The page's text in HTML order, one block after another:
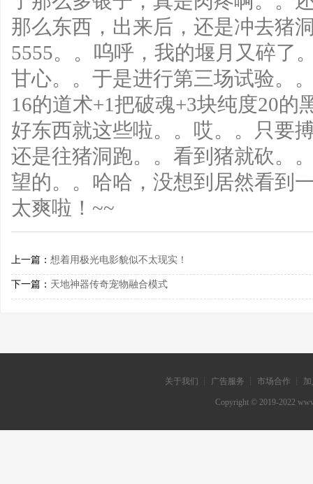
那么东西，出来后，还是冲去猪
5555。。呜呼，我的堰月又碎了
甘心。。于是进行第三场试验。
16的道术+1把破魂+3块纯度20的
好东西就这些啦。。哎。。只要
还是往猪洞跑。。看到猪就砍。
望的。。哈哈，没想到居然看到
太爽啦！~~
上一篇： 想着用极光电影貌似不太现实！
下一篇： 天地神器传奇宠物融合模式
关于我们 ┊ 广告服务 ┊ 市场合作 ┊
Copyright © 2019-2022